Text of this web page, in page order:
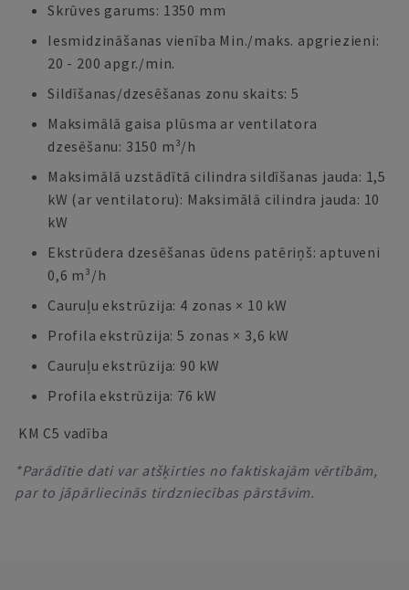
Skrūves garums: 1350 mm
Iesmidzināšanas vienība Min./maks. apgriezieni:
20 - 200 apgr./min.
Sildīšanas/dzesēšanas zonu skaits: 5
Maksimālā gaisa plūsma ar ventilatora
dzesēšanu: 3150 m³/h
Maksimālā uzstādītā cilindra sildīšanas jauda: 1,5
kW (ar ventilatoru): Maksimālā cilindra jauda: 10
kW
Ekstrūdera dzesēšanas ūdens patēriņš: aptuveni
0,6 m³/h
Cauruļu ekstrūzija: 4 zonas × 10 kW
Profila ekstrūzija: 5 zonas × 3,6 kW
Cauruļu ekstrūzija: 90 kW
Profila ekstrūzija: 76 kW
KM C5 vadība
*Parādītie dati var atšķirties no faktiskajām vērtībām,
par to jāpārliecinās tirdzniecības pārstāvim.